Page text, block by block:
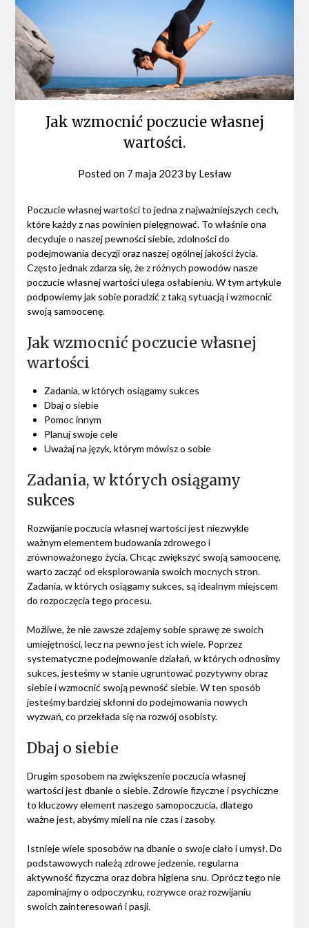
Jak wzmocnić poczucie własnej
wartości.
Posted on 7 maja 2023 by Lesław
Poczucie własnej wartości to jedna z najważniejszych cech,
które każdy z nas powinien pielęgnować. To właśnie ona
decyduje o naszej pewności siebie, zdolności do
podejmowania decyzji oraz naszej ogólnej jakości życia.
Często jednak zdarza się, że z różnych powodów nasze
poczucie własnej wartości ulega osłabieniu. W tym artykule
podpowiemy jak sobie poradzić z taką sytuacją i wzmocnić
swoją samoocenę.
Jak wzmocnić poczucie własnej
wartości
Zadania, w których osiągamy sukces
Dbaj o siebie
Pomoc innym
Planuj swoje cele
Uważaj na język, którym mówisz o sobie
Zadania, w których osiągamy
sukces
Rozwijanie poczucia własnej wartości jest niezwykle
ważnym elementem budowania zdrowego i
zrównoważonego życia. Chcąc zwiększyć swoją samoocenę,
warto zacząć od eksplorowania swoich mocnych stron.
Zadania, w których osiągamy sukces, są idealnym miejscem
do rozpoczęcia tego procesu.
Możliwe, że nie zawsze zdajemy sobie sprawę ze swoich
umiejętności, lecz na pewno jest ich wiele. Poprzez
systematyczne podejmowanie działań, w których odnosimy
sukces, jesteśmy w stanie ugruntować pozytywny obraz
siebie i wzmocnić swoją pewność siebie. W ten sposób
jesteśmy bardziej skłonni do podejmowania nowych
wyzwań, co przekłada się na rozwój osobisty.
Dbaj o siebie
Drugim sposobem na zwiększenie poczucia własnej
wartości jest dbanie o siebie. Zdrowie fizyczne i psychiczne
to kluczowy element naszego samopoczucia, dlatego
ważne jest, abyśmy mieli na nie czas i zasoby.
Istnieje wiele sposobów na dbanie o swoje ciało i umysł. Do
podstawowych należą zdrowe jedzenie, regularna
aktywność fizyczna oraz dobra higiena snu. Oprócz tego nie
zapominajmy o odpoczynku, rozrywce oraz rozwijaniu
swoich zainteresowań i pasji.